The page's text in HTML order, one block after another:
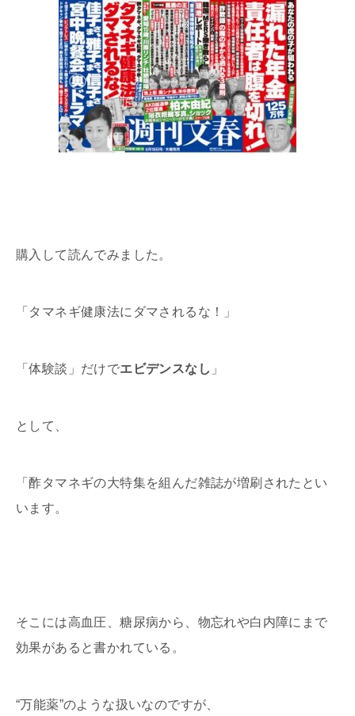
購入して読んでみました。
「タマネギ健康法にダマされるな！」
「体験談」だけでエビデンスなし 」
として、
「酢タマネギの大特集を組んだ雑誌が増刷されたとい
います。
そこには高血圧、糖尿病から、物忘れや白内障にまで
効果があると書かれている。
“万能薬”のような扱いなのですが、